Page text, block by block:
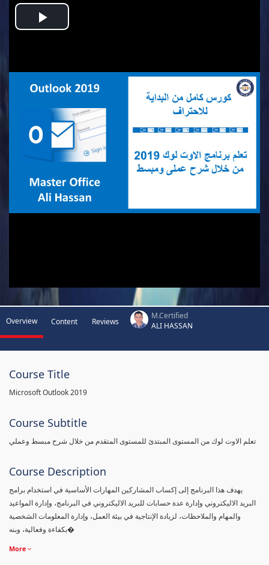
Play
Overview Content Reviews
M.Certified
ALI HASSAN
Course Title
Microsoft Outlook 2019
Course Subtitle
تعلم الاوت لوك من المستوى المبتدئ للمستوى المتقدم من خلال شرح مبسط وعملي
Course Description
يهدف هذا البرنامج إلى إكساب المشاركين المهارات الأساسية في استخدام برامج
البريد الاليكتروني وإدارة عدة حسابات للبريد الاليكتروني في البرنامج، وإدارة المواعيد
والمهام والملاحظات، لزيادة الإنتاجية في بيئة العمل، وإدارة المعلومات الشخصية
بكفاءة وفعالية، وبنه�
More